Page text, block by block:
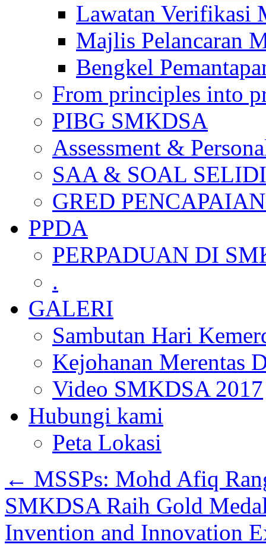
Lawatan Verifikasi
Majlis Pelancaran
Bengkel
From principles into
PIBG SMKDSA
Assessment &
SAA & SOAL
GRED
PPDA
PERPADUAN DI
.
GALERI
Sambutan Hari
Kejohanan Merentas
Video SMKDSA 2017
Hubungi kami
Peta Lokasi
← MSSPs: Mohd Afiq
SMKDSA Raih Gold
Invention and Innovation